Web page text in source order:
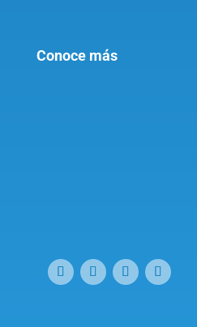
Conoce más